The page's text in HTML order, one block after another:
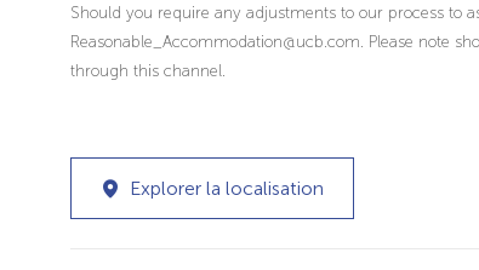
Should you require any adjustments to our process to
Reasonable_Accommodation@ucb.com. Please note
through this channel.
Explorer la localisation